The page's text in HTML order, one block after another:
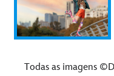
Todas as imagens